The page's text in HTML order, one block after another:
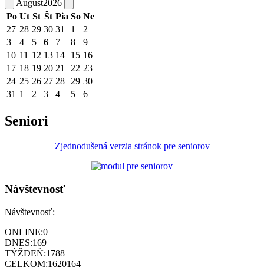
August2026
Po Ut St Št Pia So Ne
27 28 29 30 31 1
2
3
4 5 6 7 8
9
10 11 12 13 14 15 16
17 18 19 20 21 22 23
24 25 26 27 28 29 30
31 1 2 3 4 5 6
Seniori
Zjednodušená verzia stránok pre seniorov
Návštevnosť
Návštevnosť:
ONLINE:0
DNES:169
TÝŽDEŇ:1788
CELKOM:1620164